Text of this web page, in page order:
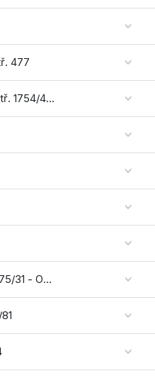
477
KARLOVY VARY, Kpt. Jaroše 375/31 - OC VARYÁDA